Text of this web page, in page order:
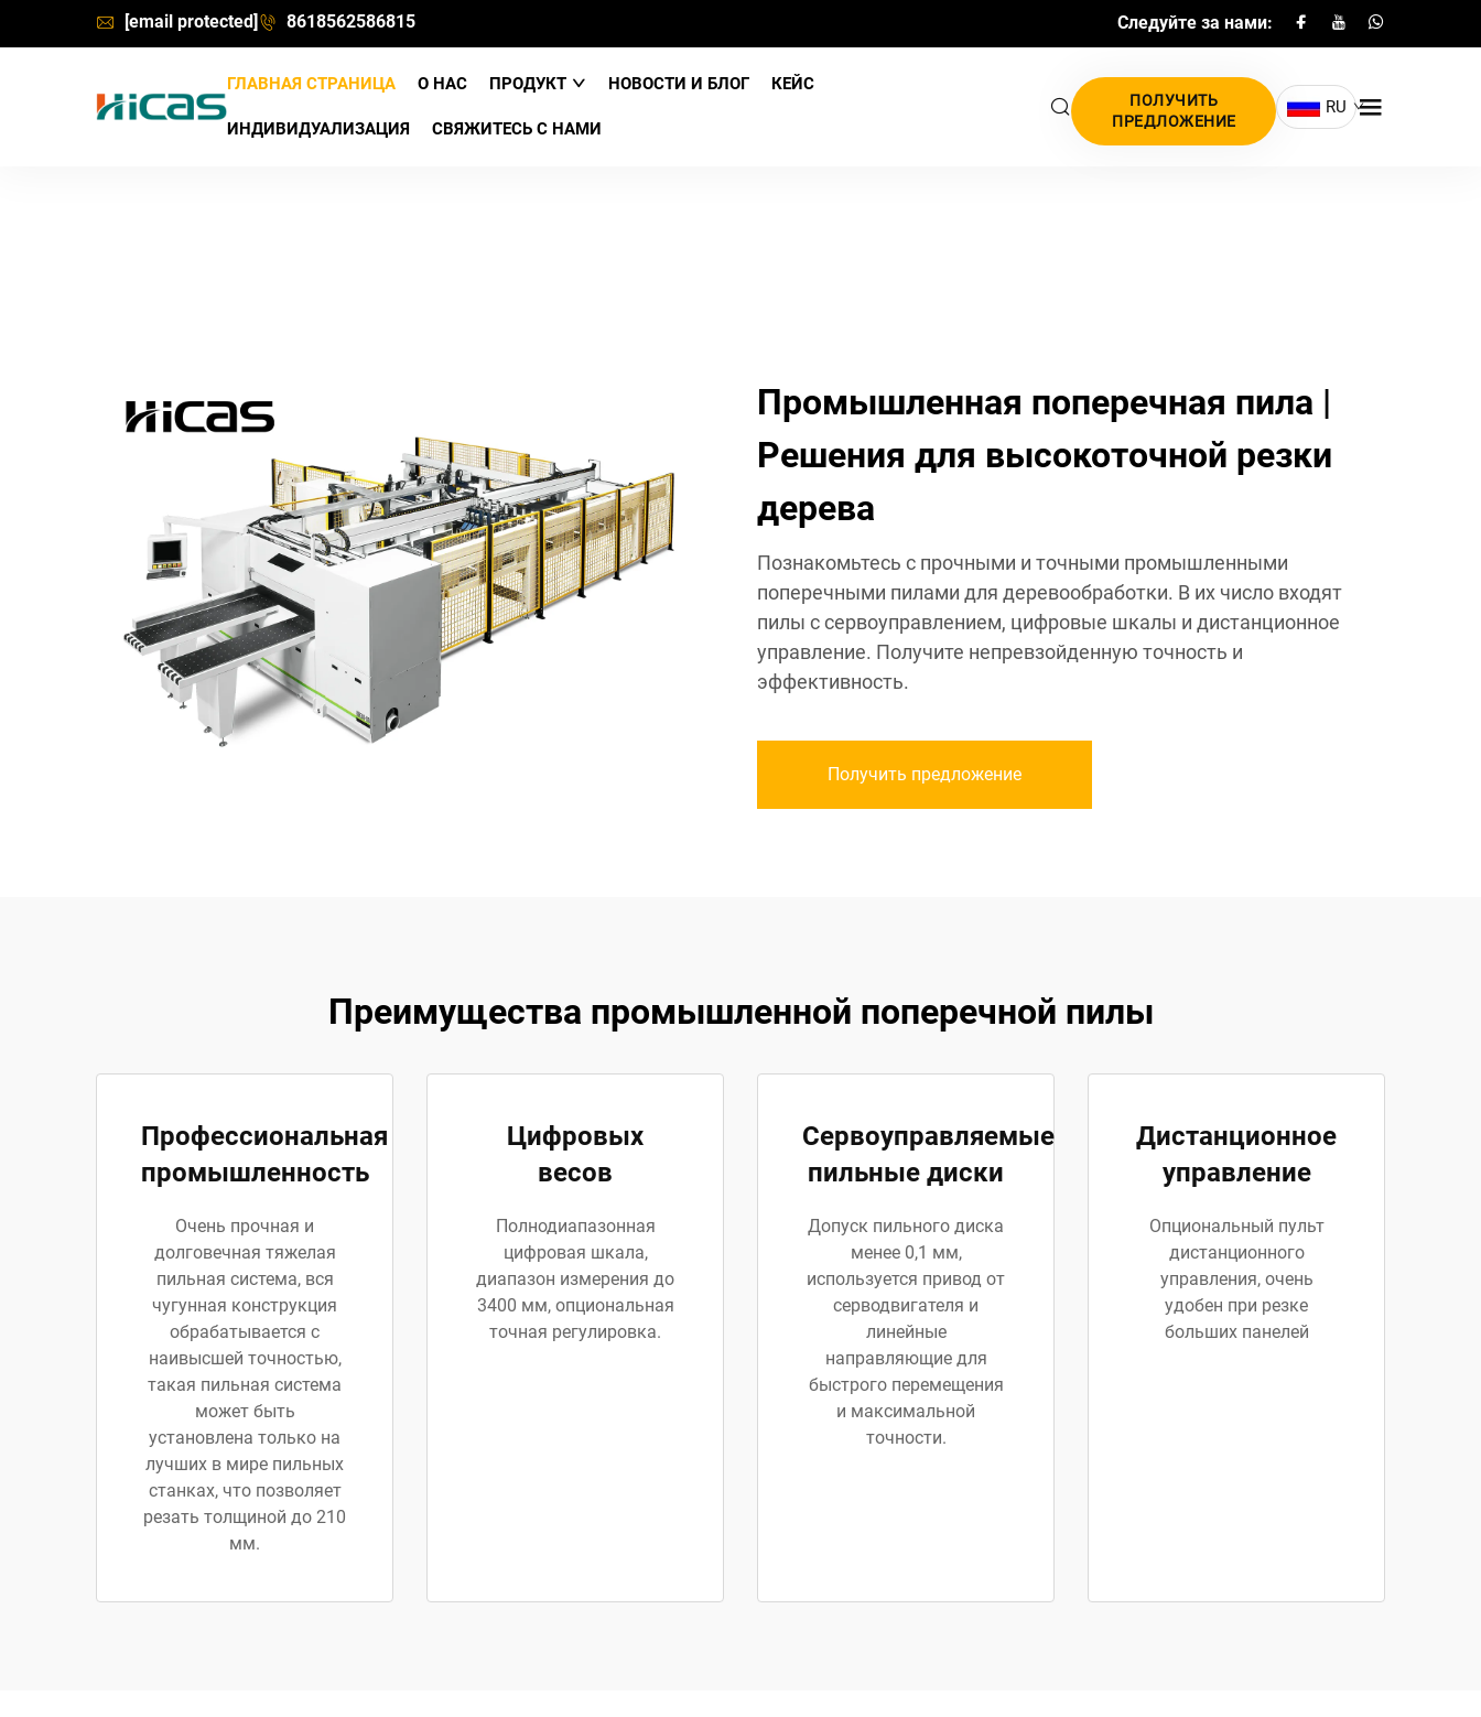
[email protected] 8618562586815 Следуйте за нами:
ГЛАВНАЯ СТРАНИЦА О НАС ПРОДУКТ НОВОСТИ И БЛОГ КЕЙС
ИНДИВИДУАЛИЗАЦИЯ СВЯЖИТЕСЬ С НАМИ
ПОЛУЧИТЬ
ПРЕДЛОЖЕНИЕ
RU
Промышленная поперечная пила |
Решения для высокоточной резки
дерева
Познакомьтесь с прочными и точными промышленными
поперечными пилами для деревообработки. В их число входят
пилы с сервоуправлением, цифровые шкалы и дистанционное
управление. Получите непревзойденную точность и
эффективность.
Получить предложение
Преимущества промышленной поперечной пилы
Профессиональная
промышленность
Очень прочная и
долговечная тяжелая
пильная система, вся
чугунная конструкция
обрабатывается с
наивысшей точностью,
такая пильная система
может быть
установлена только на
лучших в мире пильных
станках, что позволяет
резать толщиной до 210
мм.
Цифровых
весов
Полнодиапазонная
цифровая шкала,
диапазон измерения до
3400 мм, опциональная
точная регулировка.
Сервоуправляемые
пильные диски
Допуск пильного диска
менее 0,1 мм,
используется привод от
серводвигателя и
линейные
направляющие для
быстрого перемещения
и максимальной
точности.
Дистанционное
управление
Опциональный пульт
дистанционного
управления, очень
удобен при резке
больших панелей